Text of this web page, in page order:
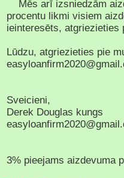
Mēs arī izsniedzām
procentu likmi visiem
ieinteresēts, atgriezieties
Lūdzu, atgriezieties pie
Sveicieni,
Derek Douglas kungs
3% pieejams aizdevuma